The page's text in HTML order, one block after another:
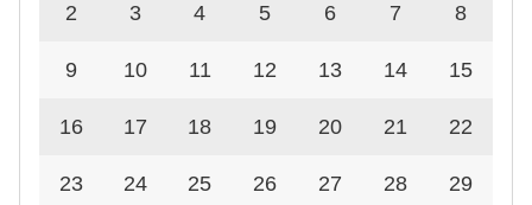
2 3 4 5 6 7 8
9 10 11 12 13 14 15
16 17 18 19 20 21 22
23 24 25 26 27 28 29